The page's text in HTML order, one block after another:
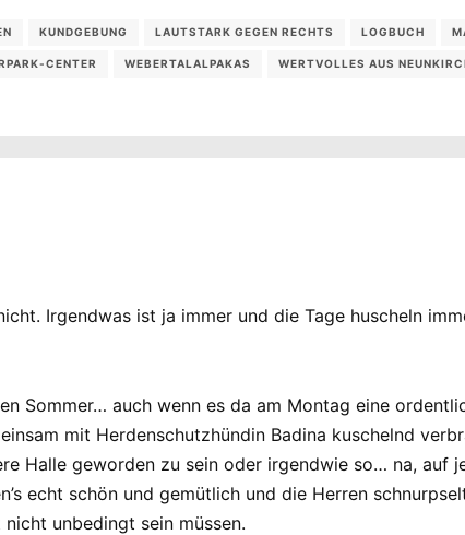
KUNDGEBUNG LAUTSTARK GEGEN RECHTS LOGBUCH
CENTER WEBERTALALPAKAS WERTVOLLES AUS
Irgendwas ist ja immer und die Tage huscheln
Sommer… auch wenn es da am Montag eine
mit Herdenschutzhündin Badina kuschelnd
Halle geworden zu sein oder irgendwie so… na, auf
echt schön und gemütlich und die Herren
unbedingt sein müssen.